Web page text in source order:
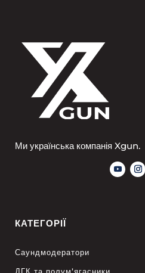
Ми українська компанія Xgun.
КАТЕГОРІЇ
Саундмодератори